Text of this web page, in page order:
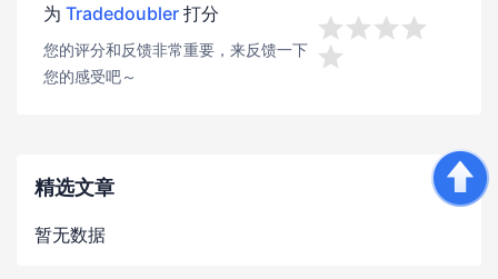
为 Tradedoubler 打分
您的评分和反馈非常重要，来反馈一下
您的感受吧～


精选文章
暂无数据